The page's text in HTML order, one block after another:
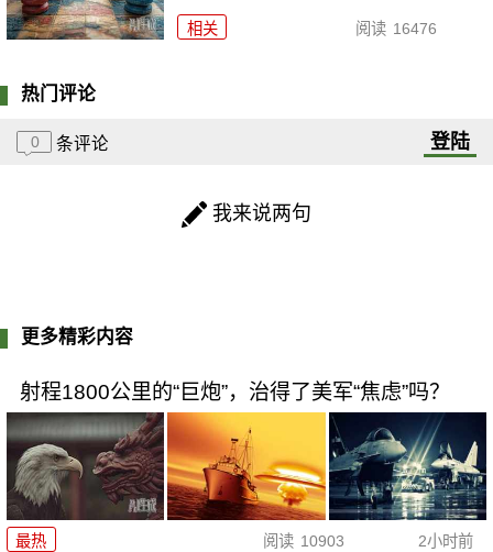
相关 阅读 16476
热门评论
0 条评论 登陆
我来说两句
更多精彩内容
射程1800公里的“巨炮”，治得了美军“焦虑”吗？
最热 阅读 10903 2小时前